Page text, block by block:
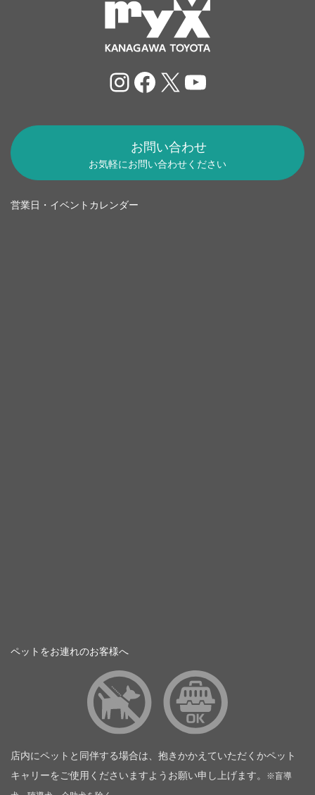
Instagram
Facebook
X YouTube
お問い合わせ
お気軽にお問い合わせください
営業日・イベントカレンダー
ペットをお連れのお客様へ
店内にペットと同伴する場合は、抱きかかえていただくかペット
キャリーをご使用くださいますようお願い申し上げます。
※盲導